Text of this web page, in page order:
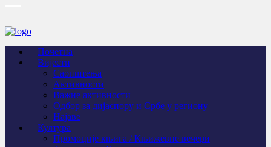
Почетна
Вијести
Саопштења
Активности
Важне активности
Одбор за дијаспору и Србе у региону
Најаве
Култура
Промоције књига / Књижевне вечери